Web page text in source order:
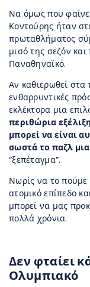
Να όμως που
Κοντούρης ήταν
πρωταθλήματος
μισό της σεζόν
Παναθηναϊκό.
Αν καθιερωθεί
ενθαρρυντικές
εκλέκτορα μια
περιθώρια
μπορεί να είναι
σωστά το παζλ
“ξεπέταγμα”.
Νωρίς να το πούμε
ατομικό επίπεδο
μπορεί να μας
πολλά χρόνια.
Δεν φταίει
Ολυμπιακό